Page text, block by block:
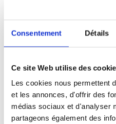
Consentement Détails
Ce site Web utilise des
Les cookies nous permettent
et les annonces, d'offrir des
médias sociaux et d'analyser
partageons également des
Profil
Qualifications et diplômes :
Profil recherché :
Expérience :